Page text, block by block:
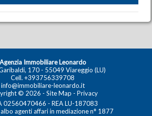
Agenzia Immobiliare Leonardo
170 - 55049 Viareggio (LU)
Cell.+393756339708
info@immobiliare-leonardo.it
© 2026 - Site Map - Privacy
02560470466 - REA LU-187083
agenti affari in mediazione n° 1877